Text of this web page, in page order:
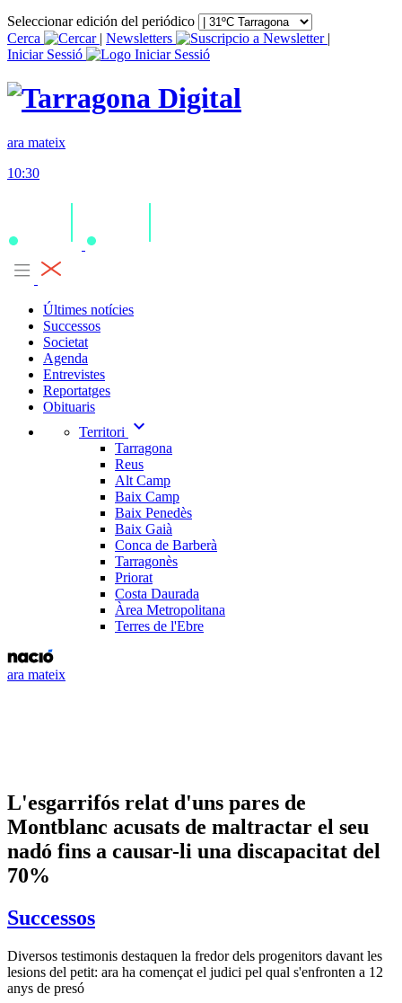
Seleccionar edición del periódico
Cerca
| Newsletters
|
Iniciar Sessió
ara mateix
10:30
Últimes notícies
Successos
Societat
Agenda
Entrevistes
Reportatges
Obituaris
Territori
expand_more
Tarragona
Reus
Alt Camp
Baix Camp
Baix Penedès
Baix Gaià
Conca de Barberà
Tarragonès
Priorat
Costa Daurada
Àrea Metropolitana
Terres de l'Ebre
ara mateix
L'esgarrifós relat d'uns pares de
Montblanc acusats de maltractar el seu
nadó fins a causar-li una discapacitat del
70%
Successos
Diversos testimonis destaquen la fredor dels progenitors davant les
lesions del petit: ara ha començat el judici pel qual s'enfronten a 12
anys de presó